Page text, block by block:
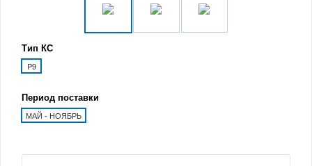
Тип КС
P9
Период поставки
МАЙ - НОЯБРЬ